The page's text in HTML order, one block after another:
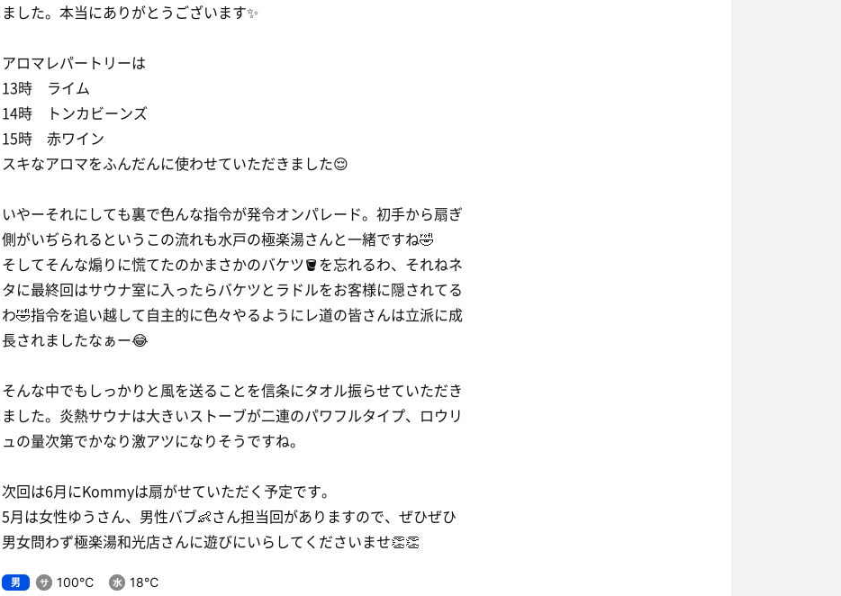
ました。本当にありがとうございます✨
アロマレパートリーは
13時 ライム
14時 トンカビーンズ
15時 赤ワイン
スキなアロマをふんだんに使わせていただきました😌
いやーそれにしても裏で色んな指令が発令オンパレード。初手から扇ぎ
側がいぢられるというこの流れも水戸の極楽湯さんと一緒ですね🤣
そしてそんな煽りに慌てたのかまさかのバケツ🪣を忘れるわ、それねネ
タに最終回はサウナ室に入ったらバケツとラドルをお客様に隠されてる
わ🤣指令を追い越して自主的に色々やるようにレ道の皆さんは立派に成
長されましたなぁー😂
そんな中でもしっかりと風を送ることを信条にタオル振らせていただき
ました。炎熱サウナは大きいストーブが二連のパワフルタイプ、ロウリ
ュの量次第でかなり激アツになりそうですね。
次回は6月にKommyは扇がせていただく予定です。
5月は女性ゆうさん、男性バブ👶さん担当回がありますので、ぜひぜひ
男女問わず極楽湯和光店さんに遊びにいらしてくださいませ👏👏
男 100℃ 18℃